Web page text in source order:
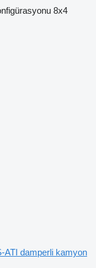
8x4
ATI damperli kamyon